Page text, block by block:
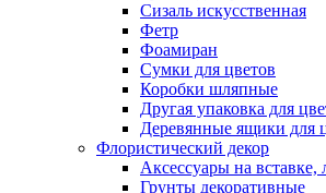
Сизаль искусственная
Фетр
Фоамиран
Сумки для цветов
Коробки шляпные
Другая упаковка для
Деревянные ящики для
Флористический декор
Аксессуары на
Грунты декоративные